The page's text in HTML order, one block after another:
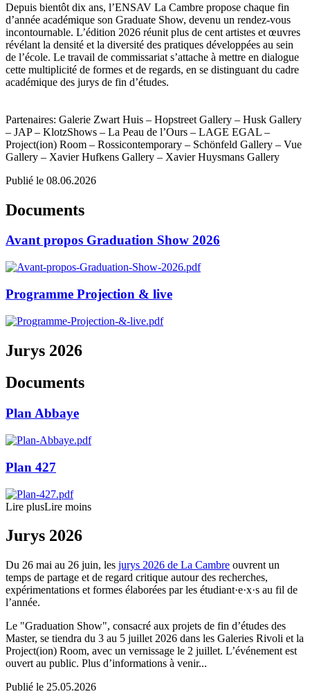
Depuis bientôt dix ans, l’ENSAV La Cambre propose chaque fin
d’année académique son Graduate Show, devenu un rendez-vous
incontournable. L’édition 2026 réunit plus de cent artistes et œuvres
révélant la densité et la diversité des pratiques développées au sein
de l’école. Le travail de commissariat s’attache à mettre en dialogue
cette multiplicité de formes et de regards, en se distinguant du cadre
académique des jurys de fin d’études.
Partenaires: Galerie Zwart Huis – Hopstreet Gallery – Husk Gallery
– JAP – KlotzShows – La Peau de l’Ours – LAGE EGAL –
Project(ion) Room – Rossicontemporary – Schönfeld Gallery – Vue
Gallery – Xavier Hufkens Gallery – Xavier Huysmans Gallery
Publié le 08.06.2026
Documents
Avant propos Graduation Show 2026
Programme Projection & live
Jurys 2026
Documents
Plan Abbaye
Plan 427
Lire plusLire moins
Jurys 2026
Du 26 mai au 26 juin, les jurys 2026 de La Cambre ouvrent un
temps de partage et de regard critique autour des recherches,
expérimentations et formes élaborées par les étudiant·e·x·s au fil de
l’année.
Le "Graduation Show", consacré aux projets de fin d’études des
Master, se tiendra du 3 au 5 juillet 2026 dans les Galeries Rivoli et la
Project(ion) Room, avec un vernissage le 2 juillet. L’événement est
ouvert au public. Plus d’informations à venir...
Publié le 25.05.2026